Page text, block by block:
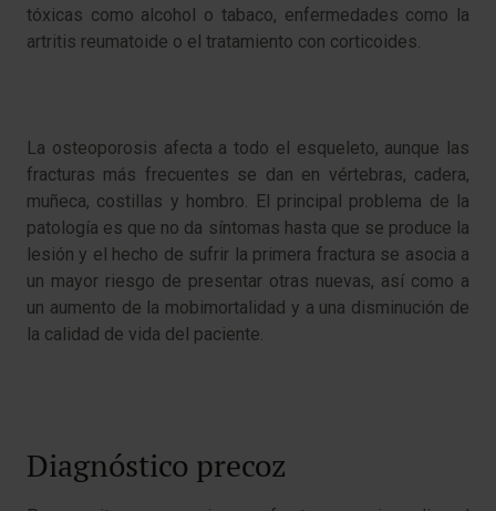
tóxicas como alcohol o tabaco, enfermedades como la
artritis reumatoide o el tratamiento con corticoides.
La osteoporosis afecta a todo el esqueleto, aunque las
fracturas más frecuentes se dan en vértebras, cadera,
muñeca, costillas y hombro. El principal problema de la
patología es que no da síntomas hasta que se produce la
lesión y el hecho de sufrir la primera fractura se asocia a
un mayor riesgo de presentar otras nuevas, así como a
un aumento de la mobimortalidad y a una disminución de
la calidad de vida del paciente.
Diagnóstico precoz